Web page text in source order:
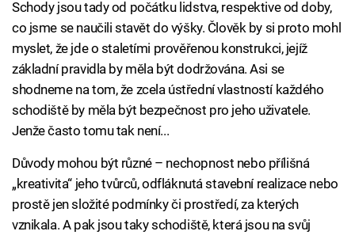
Schody jsou tady od počátku lidstva, respektive od doby,
co jsme se naučili stavět do výšky. Člověk by si proto mohl
myslet, že jde o staletími prověřenou konstrukci, jejíž
základní pravidla by měla být dodržována. Asi se
shodneme na tom, že zcela ústřední vlastností každého
schodiště by měla být bezpečnost pro jeho uživatele.
Jenže často tomu tak není...
Důvody mohou být různé – nechopnost nebo přílišná
„kreativita“ jeho tvůrců, odfláknutá stavební realizace nebo
prostě jen složité podmínky či prostředí, za kterých
vznikala. A pak jsou taky schodiště, která jsou na svůj